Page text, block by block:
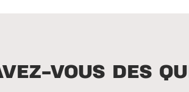
VOUS DES